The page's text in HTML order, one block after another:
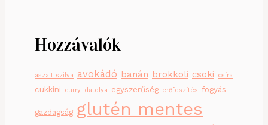
Hozzávalók
aszalt szilva avokádó banán brokkoli csoki csíra
cukkini curry datolya egyszerűség erőfeszítés fogyás
gazdagság glutén mentes